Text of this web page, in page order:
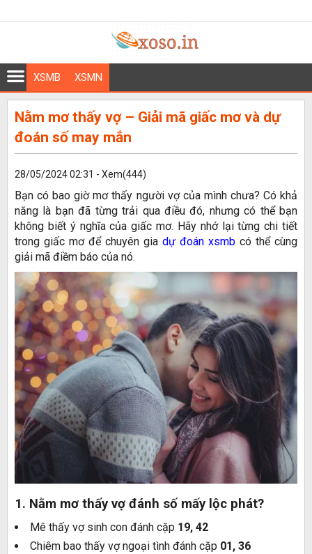
XSMB XSMN
Nằm mơ thấy vợ – Giải mã giấc mơ và dự
đoán số may mắn
28/05/2024 02:31 - Xem(444)
Bạn có bao giờ mơ thấy người vợ của mình chưa? Có khả
năng là bạn đã từng trải qua điều đó, nhưng có thể bạn
không biết ý nghĩa của giấc mơ. Hãy nhớ lại từng chi tiết
trong giấc mơ để chuyên gia dự đoán xsmb có thể cùng
giải mã điềm báo của nó.
1. Nằm mơ thấy vợ đánh số mấy lộc phát?
Mê thấy vợ sinh con đánh cặp 19, 42
Chiêm bao thấy vợ ngoại tình đánh cặp 01, 36